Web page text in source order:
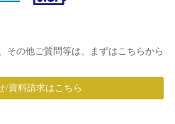
その他ご質問等は、まずはこちらから
/資料請求はこちら